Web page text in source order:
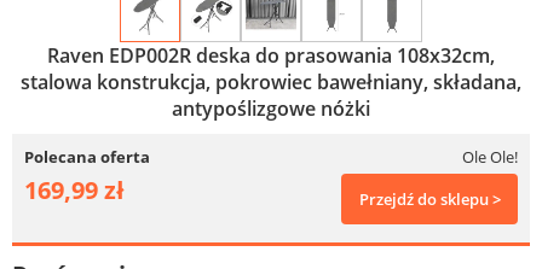
Raven EDP002R deska do prasowania 108x32cm,
stalowa konstrukcja, pokrowiec bawełniany, składana,
antypoślizgowe nóżki
Polecana oferta Ole Ole!
169,99 zł Przejdź do sklepu >